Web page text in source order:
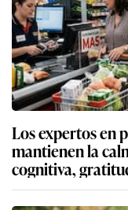
Los expertos en
mantienen la
cognitiva,